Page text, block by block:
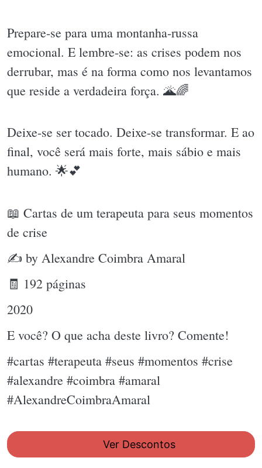
Prepare-se para uma montanha-russa
emocional. E lembre-se: as crises podem nos
derrubar, mas é na forma como nos levantamos
que reside a verdadeira força. 🌋🌈
Deixe-se ser tocado. Deixe-se transformar. E ao
final, você será mais forte, mais sábio e mais
humano. 🌟💕
📖 Cartas de um terapeuta para seus momentos
de crise
✍ by Alexandre Coimbra Amaral
🧾 192 páginas
2020
E você? O que acha deste livro? Comente!
#cartas #terapeuta #seus #momentos #crise
#alexandre #coimbra #amaral
#AlexandreCoimbraAmaral
Ver Descontos